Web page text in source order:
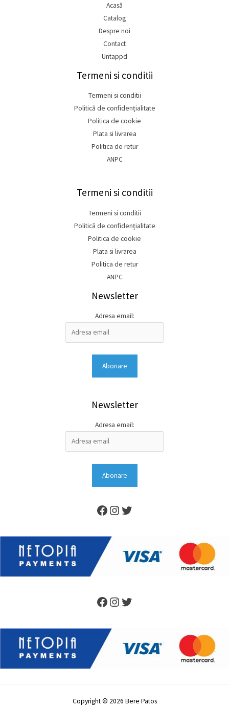
Acasă
Catalog
Despre noi
Contact
Untappd
Termeni si conditii
Termeni si conditii
Politică de confidențialitate
Politica de cookie
Plata si livrarea
Politica de retur
ANPC
Termeni si conditii
Termeni si conditii
Politică de confidențialitate
Politica de cookie
Plata si livrarea
Politica de retur
ANPC
Newsletter
Adresa email:
Newsletter
Adresa email:
Copyright © 2026 Bere Patos